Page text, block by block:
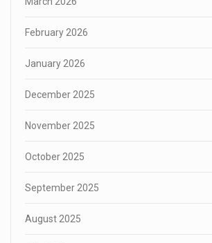
February 2026
January 2026
December 2025
November 2025
October 2025
September 2025
August 2025